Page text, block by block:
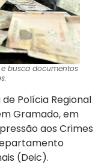
busca documentos
Polícia Regional
Gramado, em
aos Crimes
(Deic).